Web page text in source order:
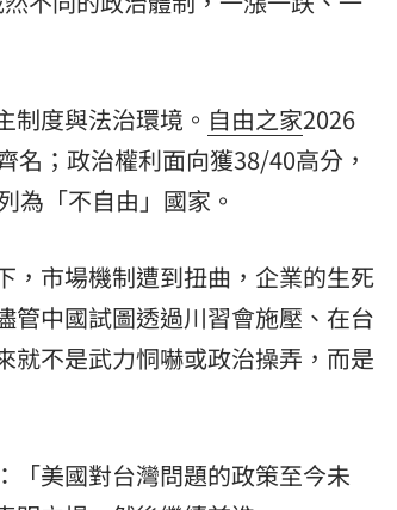
制度與法治環境。 自由之家2026
名；政治權利面向獲38/40高分，
為「不自由」國家。
，市場機制遭到扭曲，企業的生死
管中國試圖透過川習會施壓、在台
就不是武力恫嚇或政治操弄，而是
「美國對台灣問題的政策至今未